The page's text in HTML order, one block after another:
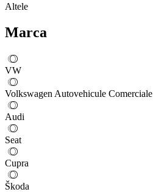
Altele
Marca
VW
Volkswagen Autovehicule Comerciale
Audi
Seat
Cupra
Škoda